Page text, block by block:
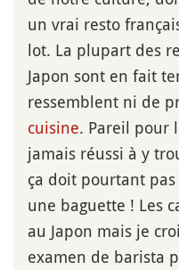
un vrai resto
lot. La plupart des
Japon sont en fait
ressemblent ni de
cuisine. Pareil pour
jamais réussi à y
ça doit pourtant
une baguette ! Les
au Japon mais je
examen de barista